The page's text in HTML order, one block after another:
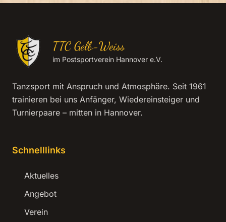
TTC Gelb-Weiss
im Postsportverein Hannover e.V.
Tanzsport mit Anspruch und Atmosphäre. Seit 1961
trainieren bei uns Anfänger, Wiedereinsteiger und
Turnierpaare – mitten in Hannover.
Schnelllinks
Aktuelles
Angebot
Verein